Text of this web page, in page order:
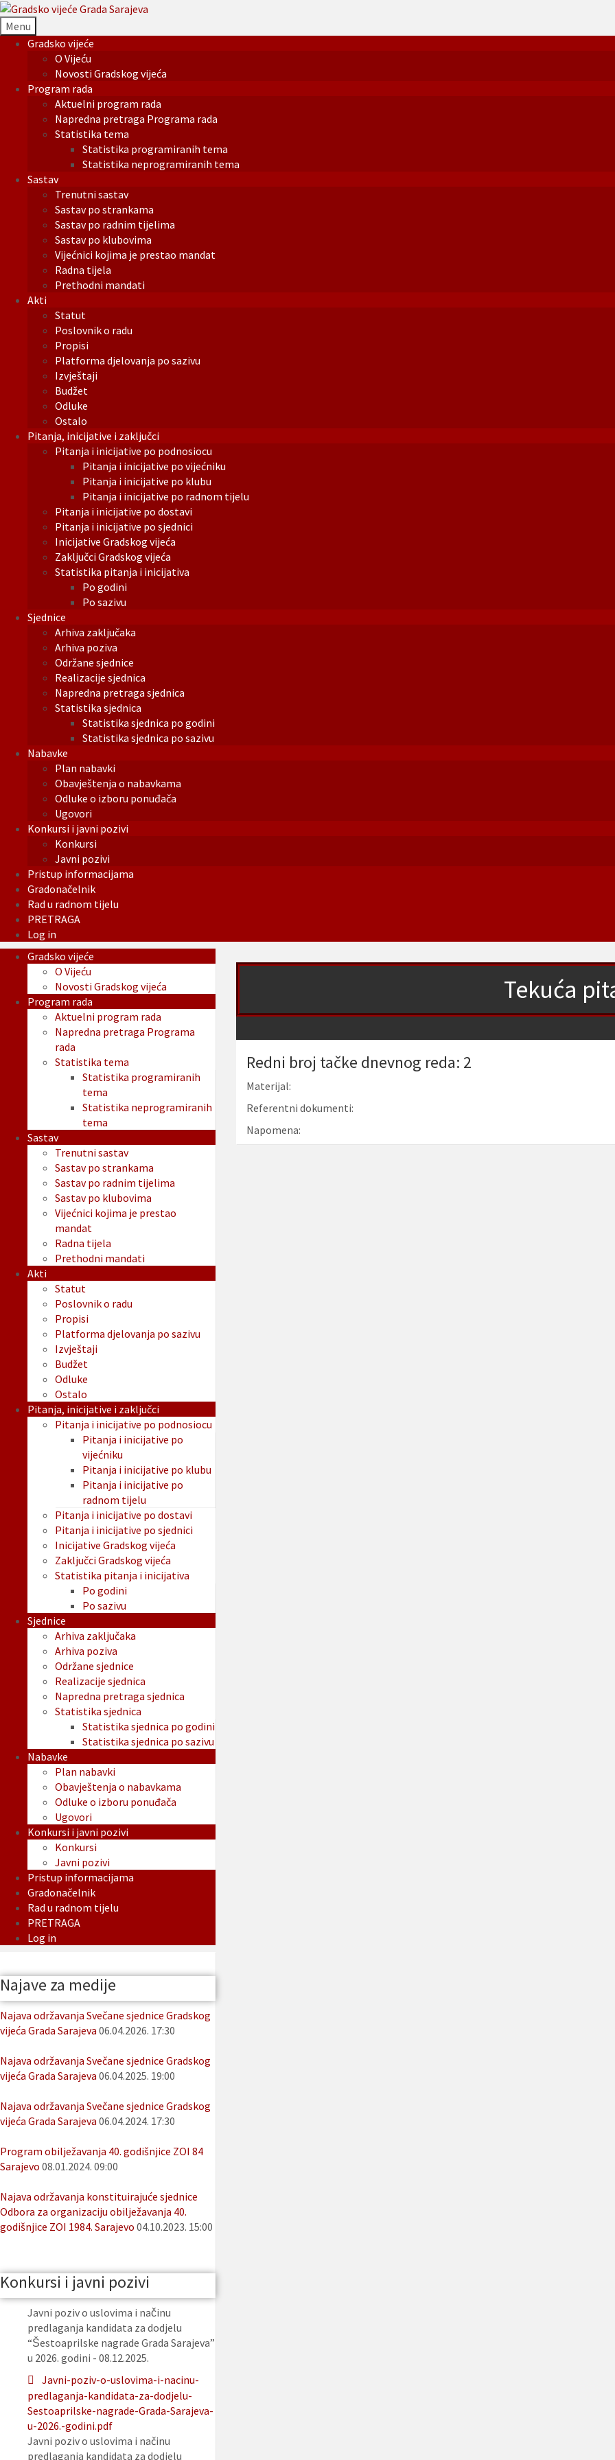
Menu
Gradsko vijeće
O Vijeću
Novosti Gradskog vijeća
Program rada
Aktuelni program rada
Napredna pretraga Programa rada
Statistika tema
Statistika programiranih tema
Statistika neprogramiranih tema
Sastav
Trenutni sastav
Sastav po strankama
Sastav po radnim tijelima
Sastav po klubovima
Vijećnici kojima je prestao mandat
Radna tijela
Prethodni mandati
Akti
Statut
Poslovnik o radu
Propisi
Platforma djelovanja po sazivu
Izvještaji
Budžet
Odluke
Ostalo
Pitanja, inicijative i zaključci
Pitanja i inicijative po podnosiocu
Pitanja i inicijative po vijećniku
Pitanja i inicijative po klubu
Pitanja i inicijative po radnom tijelu
Pitanja i inicijative po dostavi
Pitanja i inicijative po sjednici
Inicijative Gradskog vijeća
Zaključci Gradskog vijeća
Statistika pitanja i inicijativa
Po godini
Po sazivu
Sjednice
Arhiva zaključaka
Arhiva poziva
Održane sjednice
Realizacije sjednica
Napredna pretraga sjednica
Statistika sjednica
Statistika sjednica po godini
Statistika sjednica po sazivu
Nabavke
Plan nabavki
Obavještenja o nabavkama
Odluke o izboru ponuđača
Ugovori
Konkursi i javni pozivi
Konkursi
Javni pozivi
Pristup informacijama
Gradonačelnik
Rad u radnom tijelu
PRETRAGA
Log in
Tekuća
Redni broj tačke dnevnog reda: 2
Materijal:
Referentni dokumenti:
Napomena:
Gradsko vijeće
O Vijeću
Novosti Gradskog vijeća
Program rada
Aktuelni program rada
Napredna pretraga Programa
rada
Statistika tema
Statistika programiranih
tema
Statistika neprogramiranih
tema
Sastav
Trenutni sastav
Sastav po strankama
Sastav po radnim tijelima
Sastav po klubovima
Vijećnici kojima je prestao
mandat
Radna tijela
Prethodni mandati
Akti
Statut
Poslovnik o radu
Propisi
Platforma djelovanja po sazivu
Izvještaji
Budžet
Odluke
Ostalo
Pitanja, inicijative i zaključci
Pitanja i inicijative po podnosiocu
Pitanja i inicijative po
vijećniku
Pitanja i inicijative po klubu
Pitanja i inicijative po
radnom tijelu
Pitanja i inicijative po dostavi
Pitanja i inicijative po sjednici
Inicijative Gradskog vijeća
Zaključci Gradskog vijeća
Statistika pitanja i inicijativa
Po godini
Po sazivu
Sjednice
Arhiva zaključaka
Arhiva poziva
Održane sjednice
Realizacije sjednica
Napredna pretraga sjednica
Statistika sjednica
Statistika sjednica po godini
Statistika sjednica po sazivu
Nabavke
Plan nabavki
Obavještenja o nabavkama
Odluke o izboru ponuđača
Ugovori
Konkursi i javni pozivi
Konkursi
Javni pozivi
Pristup informacijama
Gradonačelnik
Rad u radnom tijelu
PRETRAGA
Log in
Najave za medije
Najava održavanja Svečane sjednice Gradskog
vijeća Grada Sarajeva 06.04.2026. 17:30
Najava održavanja Svečane sjednice Gradskog
vijeća Grada Sarajeva 06.04.2025. 19:00
Najava održavanja Svečane sjednice Gradskog
vijeća Grada Sarajeva 06.04.2024. 17:30
Program obilježavanja 40. godišnjice ZOI 84
Sarajevo 08.01.2024. 09:00
Najava održavanja konstituirajuće sjednice
Odbora za organizaciju obilježavanja 40.
godišnjice ZOI 1984. Sarajevo 04.10.2023. 15:00
Konkursi i javni pozivi
Javni poziv o uslovima i načinu
predlaganja kandidata za dodjelu
“Šestoaprilske nagrade Grada Sarajeva”
u 2026. godini - 08.12.2025.
Javni-poziv-o-uslovima-i-nacinu-
predlaganja-kandidata-za-dodjelu-
Sestoaprilske-nagrade-Grada-Sarajeva-
u-2026.-godini.pdf
Javni poziv o uslovima i načinu
predlaganja kandidata za dodjelu